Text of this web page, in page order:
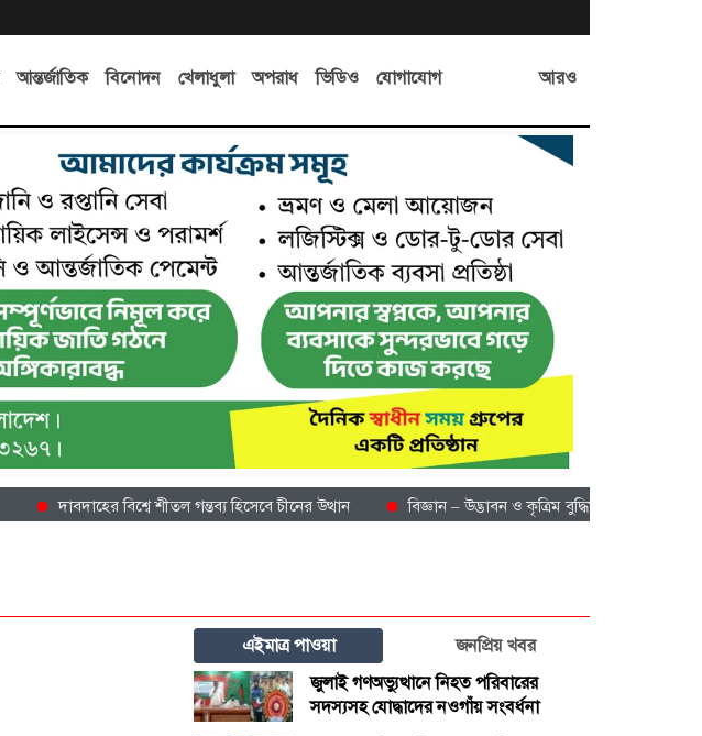
আন্তর্জাতিক বিনোদন খেলাধুলা অপরাধ ভিডিও যোগাযোগ আরও
দাবদাহের বিশ্বে শীতল গন্তব্য হিসেবে চীনের উত্থান বিজ্ঞান – উদ্ভাবন ও কৃত্রিম বুদ্ধিমত্তায় ভবিষ্যতের চীন
এইমাত্র পাওয়া
জনপ্রিয় খবর
জুলাই গণঅভ্যুত্থানে নিহত পরিবারের
সদস্যসহ যোদ্ধাদের নওগাঁয় সংবর্ধনা